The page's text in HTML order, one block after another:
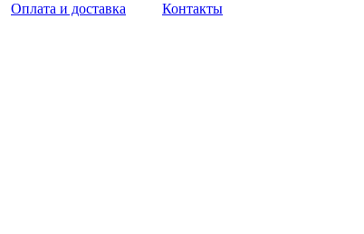
Оплата и доставка Контакты